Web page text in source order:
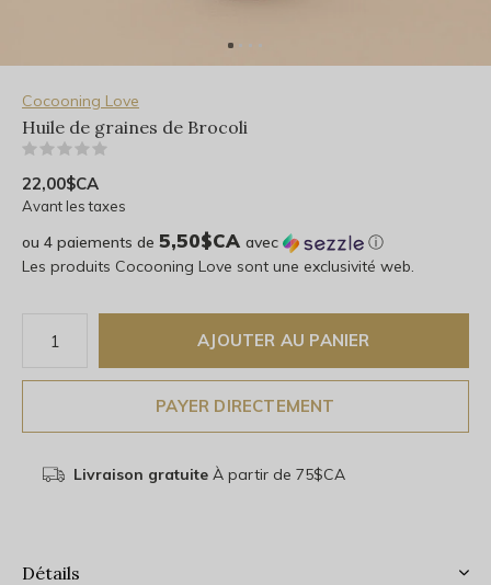
Cocooning Love
Huile de graines de Brocoli
22,00$CA
Avant les taxes
ou 4 paiements de 5,50$CA avec
ⓘ
Les produits Cocooning Love sont une exclusivité web.
AJOUTER AU PANIER
PAYER DIRECTEMENT
Livraison gratuiteÀ partir de 75$CA
Détails